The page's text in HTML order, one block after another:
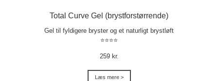
Total Curve Gel (brystforstørrende)
Gel til fyldigere bryster og et naturligt brystløft
⭐⭐⭐⭐
259 kr.
Læs mere >